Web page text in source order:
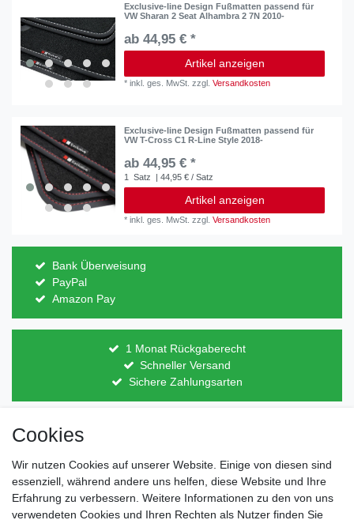
Exclusive-line Design Fußmatten passend für
VW Sharan 2 Seat Alhambra 2 7N 2010-
ab 44,95 € *
Artikel anzeigen
*inkl. ges. MwSt. zzgl.Versandkosten
Exclusive-line Design Fußmatten passend für
VW T-Cross C1 R-Line Style 2018-
ab 44,95 € *
1 Satz | 44,95 € / Satz
Artikel anzeigen
*inkl. ges. MwSt. zzgl.Versandkosten
Bank Überweisung
PayPal
Amazon Pay
1 Monat Rückgaberecht
Schneller Versand
Sichere Zahlungsarten
Direkt vom Hersteller
Lagerware
Cookies
Wir nutzen Cookies auf unserer Website. Einige von diesen sind
essenziell, während andere uns helfen, diese Website und Ihre
Erfahrung zu verbessern. Weitere Informationen zu den von uns
verwendeten Cookies und Ihren Rechten als Nutzer finden Sie